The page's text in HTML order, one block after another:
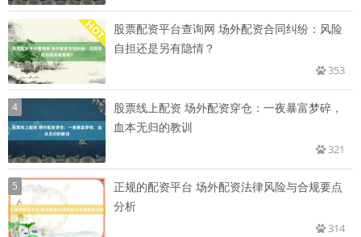
股票配资平台查询网 场外配资合同纠纷：风险
自担还是另有隐情？
353
4
股票线上配资 场外配资穿仓：一夜暴富梦碎，
血本无归的教训
321
5
正规的配资平台 场外配资法律风险与合规要点
分析
314